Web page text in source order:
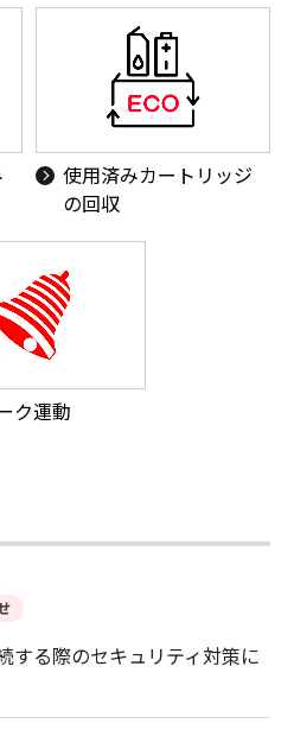
使用済みカートリッジ
の回収
ク運動
する際のセキュリティ対策に